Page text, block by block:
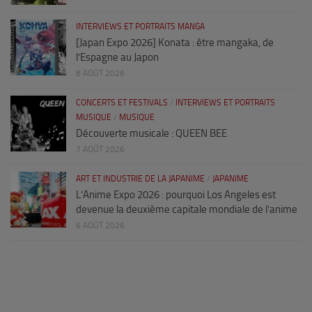
INTERVIEWS ET PORTRAITS MANGA
[Japan Expo 2026] Konata : être mangaka, de
l’Espagne au Japon
8 AOÛT 2026
CONCERTS ET FESTIVALS /
INTERVIEWS ET PORTRAITS
MUSIQUE / MUSIQUE
Découverte musicale : QUEEN BEE
7 AOÛT 2026
ART ET INDUSTRIE DE LA JAPANIME / JAPANIME
L’Anime Expo 2026 : pourquoi Los Angeles est
devenue la deuxième capitale mondiale de l’anime
6 AOÛT 2026